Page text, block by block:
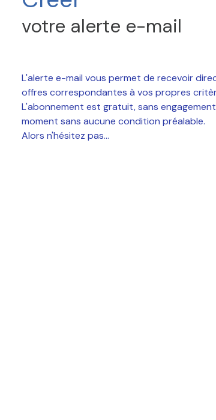
CONTACT
votre alerte e-mail
L'alerte e-mail vous permet de recevoir
offres correspondantes à vos propres
L'abonnement est gratuit, sans
moment sans aucune condition préalable.
Alors n'hésitez pas...